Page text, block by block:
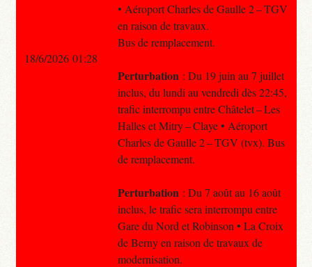
• Aéroport Charles de Gaulle 2 – TGV
en raison de travaux.
Bus de remplacement.
Perturbation : Du 19 juin au 7 juillet
inclus, du lundi au vendredi dès 22:45,
trafic interrompu entre Châtelet – Les
Halles et Mitry – Claye • Aéroport
Charles de Gaulle 2 – TGV (tvx). Bus
de remplacement.
Perturbation : Du 7 août au 16 août
inclus, le trafic sera interrompu entre
Gare du Nord et Robinson • La Croix
de Berny en raison de travaux de
modernisation.
18/6/2026 01:28